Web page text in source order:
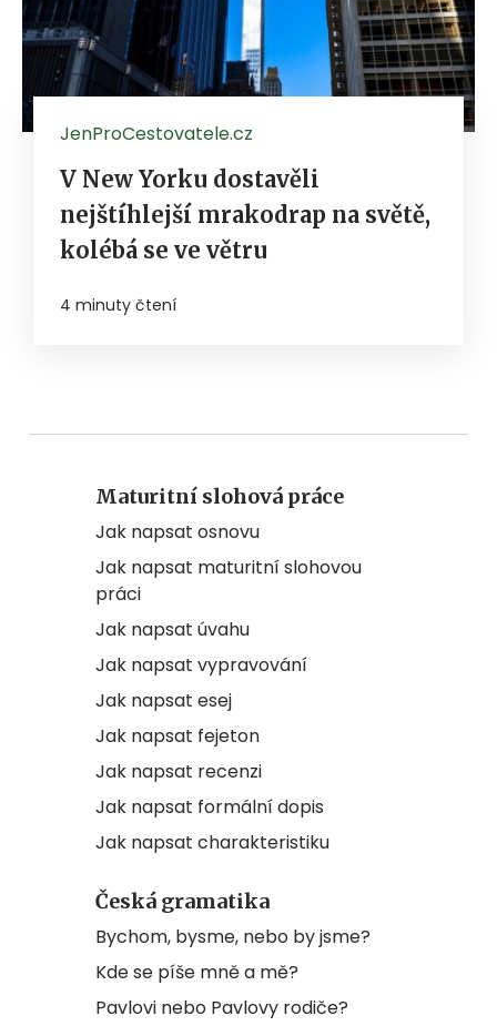
JenProCestovatele.cz
V New Yorku dostavěli
nejštíhlejší mrakodrap na světě,
kolébá se ve větru
4 minuty čtení
Maturitní slohová práce
Jak napsat osnovu
Jak napsat maturitní slohovou
práci
Jak napsat úvahu
Jak napsat vypravování
Jak napsat esej
Jak napsat fejeton
Jak napsat recenzi
Jak napsat formální dopis
Jak napsat charakteristiku
Česká gramatika
Bychom, bysme, nebo by jsme?
Kde se píše mně a mě?
Pavlovi nebo Pavlovy rodiče?